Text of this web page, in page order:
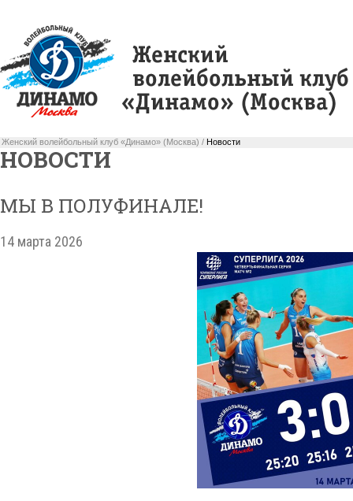
Женский волейбольный клуб «Динамо» (Москва) / Новости
НОВОСТИ
МЫ В ПОЛУФИНАЛЕ!
14 марта 2026